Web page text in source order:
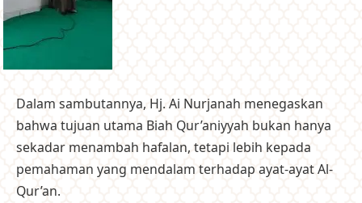
Dalam sambutannya, Hj. Ai Nurjanah menegaskan
bahwa tujuan utama Biah Qur’aniyyah bukan hanya
sekadar menambah hafalan, tetapi lebih kepada
pemahaman yang mendalam terhadap ayat-ayat Al-
Qur’an.